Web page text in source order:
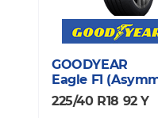
GOODYEAR
Eagle F1
225/40 R18 92 Y